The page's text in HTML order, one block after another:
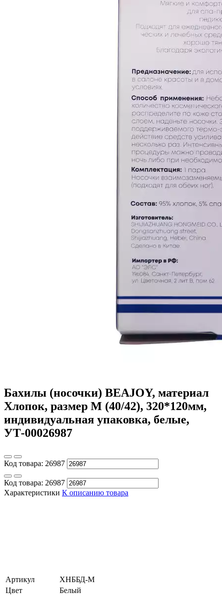
Бахилы (носочки) BEAJOY, материал
Хлопок, размер M (40/42), 320*120мм,
индивидуальная упаковка, белые,
УТ-00026987
Код товара: 26987
Код товара: 26987
Характеристики К описанию товара
Артикул
ХНББД-M
Цвет
Белый